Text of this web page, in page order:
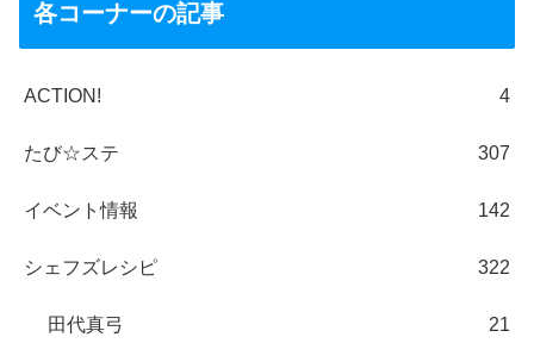
各コーナーの記事
ACTION! 4
たび☆ステ 307
イベント情報 142
シェフズレシピ 322
田代真弓 21